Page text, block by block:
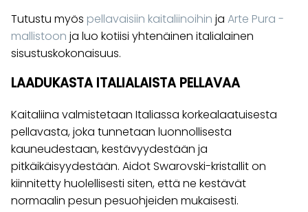
Tutustu myös pellavaisiin kaitaliinoihin ja Arte Pura -
mallistoon ja luo kotiisi yhtenäinen italialainen
sisustuskokonaisuus.
LAADUKASTA ITALIALAISTA PELLAVAA
Kaitaliina valmistetaan Italiassa korkealaatuisesta
pellavasta, joka tunnetaan luonnollisesta
kauneudestaan, kestävyydestään ja
pitkäikäisyydestään. Aidot Swarovski-kristallit on
kiinnitetty huolellisesti siten, että ne kestävät
normaalin pesun pesuohjeiden mukaisesti.